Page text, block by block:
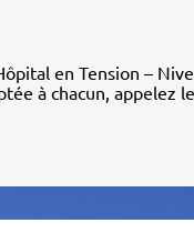
en Tension –
à chacun, appelez